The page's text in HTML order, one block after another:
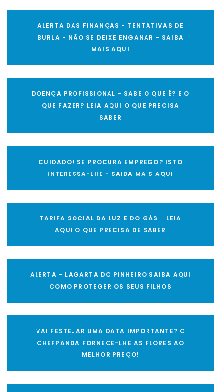
ALERTA DAS FINANÇAS - TENTATIVAS DE
BURLA - NÃO SE DEIXE ENGANAR - SAIBA
MAIS AQUI
DOENÇA PROFISSIONAL - SABE O QUE É? E O
QUE FAZER? LEIA AQUI O QUE PRECISA
SABER
CUIDADO! SE PROCURA EMPREGO? ISTO
INTERESSA-LHE - SAIBA MAIS AQUI
TARIFA SOCIAL DA LUZ E DO GÁS - LEIA
AQUI O QUE PRECISA DE SABER
ALERTA - LAGARTA DO PINHEIRO SAIBA AQUI
COMO PROTEGER OS SEUS FILHOS
VAI FESTEJAR UMA DATA IMPORTANTE? O
CHEFPANDA FORNECE-LHE AS FLORES AO
MELHOR PREÇO!